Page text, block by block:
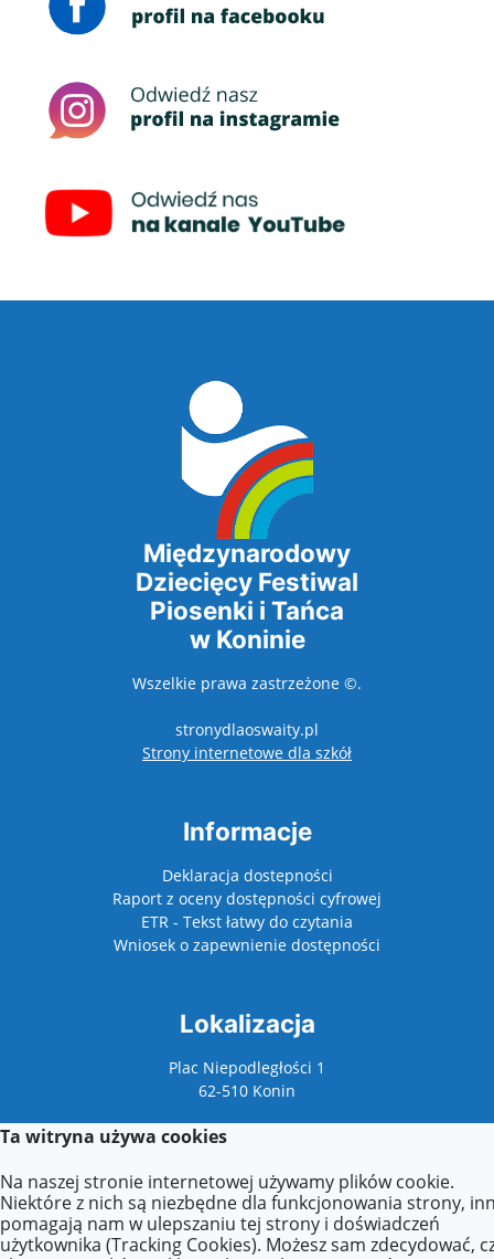
Międzynarodowy
Dziecięcy Festiwal
Piosenki i Tańca
w Koninie
Wszelkie prawa zastrzeżone ©.
stronydlaoswaity.pl
Strony internetowe dla szkółotwiera się w
Informacje
Deklaracja dostepności
Raport z oceny dostępności cyfrowej
ETR - Tekst łatwy do czytania
Wniosek o zapewnienie dostępności
Lokalizacja
Plac Niepodległości 1
62-510 Konin
Kontakt
Tel: +48 63 211 31 33 w. 29
E-mail:biuro@festiwaldzieciecy.pl
Ta witryna używa cookies
Na naszej stronie internetowej używamy plików cookie.
Niektóre z nich są niezbędne dla funkcjonowania strony,
pomagają nam w ulepszaniu tej strony i doświadczeń
użytkownika (Tracking Cookies). Możesz sam zdecydować,